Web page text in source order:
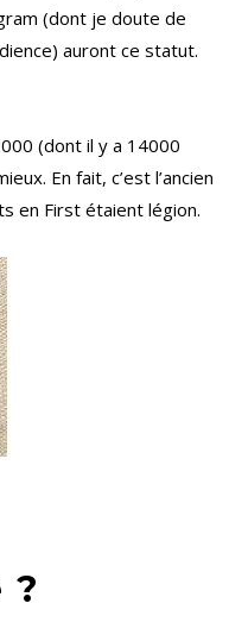
(dont je doute de
auront ce statut.
(dont il y a 14000
En fait, c’est l’ancien
en First étaient légion.
?